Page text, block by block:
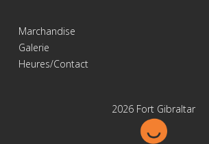
Marchandise
Galerie
Heures/Contact
2026 Fort Gibraltar